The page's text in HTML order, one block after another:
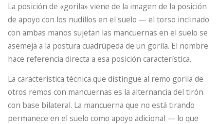
La posición de «gorila» viene de la imagen de la posición
de apoyo con los nudillos en el suelo — el torso inclinado
con ambas manos sujetan las mancuernas en el suelo se
asemeja a la postura cuadrúpeda de un gorila. El nombre
hace referencia directa a esa posición característica.
La característica técnica que distingue al remo gorila de
otros remos con mancuernas es la alternancia del tirón
con base bilateral. La mancuerna que no está tirando
permanece en el suelo como apoyo adicional — lo que